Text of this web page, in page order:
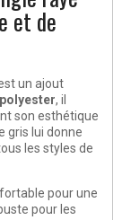
et de
un ajout
, il
son esthétique
gris lui donne
les styles de
pour une
pour les